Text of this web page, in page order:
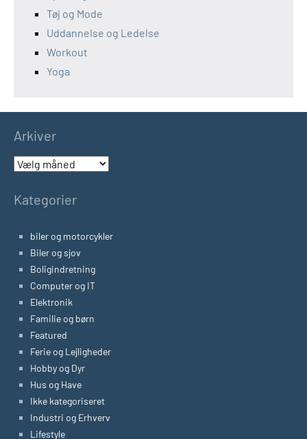
Tøj og Mode
Uddannelse og Ledelse
Workout
Yoga
Arkiver
Arkiver
Kategorier
biler og motorcykler
Biler og sjov
Boligindretning
Computer og IT
Elektronik
Familie og børn
Featured
Ferie og Lejligheder
Hobby og Dyr
Hus og Have
Ikke kategoriseret
Industri og Erhverv
Lifestyle